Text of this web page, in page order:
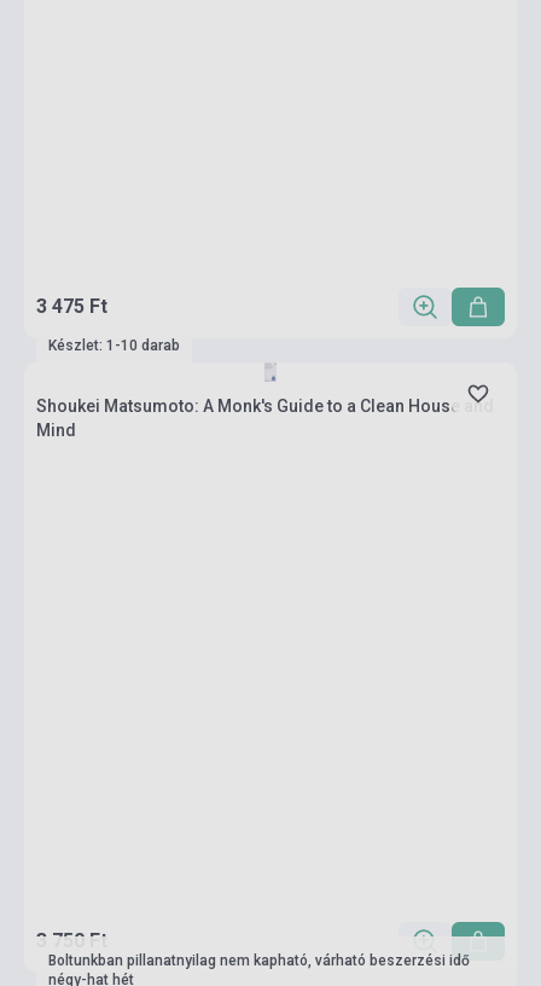
3 475 Ft
Készlet: 1-10 darab
Shoukei Matsumoto: A Monk's Guide to a Clean House and
Mind
3 750 Ft
Boltunkban pillanatnyilag nem kapható, várható beszerzési idő
négy-hat hét